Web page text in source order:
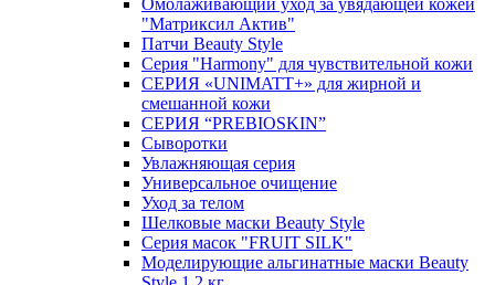
Омолаживающий уход за увядающей кожей
"Матриксил Актив"
Патчи Beauty Style
Серия "Harmony" для чувствительной кожи
СЕРИЯ «UNIMATT+» для жирной и
смешанной кожи
СЕРИЯ “PREBIOSKIN”
Сыворотки
Увлажняющая серия
Универсальное очищение
Уход за телом
Шелковые маски Beauty Style
Серия масок "FRUIT SILK"
Моделирующие альгинатные маски Beauty